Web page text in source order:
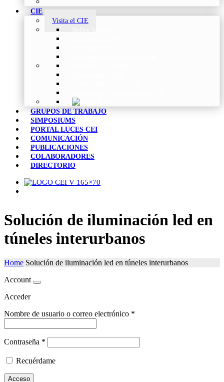
CIE
Visita el CIE
GRUPOS DE TRABAJO
SIMPOSIUMS
PORTAL LUCES CEI
COMUNICACIÓN
PUBLICACIONES
COLABORADORES
DIRECTORIO
Solución de iluminación led en
túneles interurbanos
Home Solución de iluminación led en túneles interurbanos
Account
Acceder
Nombre de usuario o correo electrónico *
Contraseña *
Recuérdame
Acceso